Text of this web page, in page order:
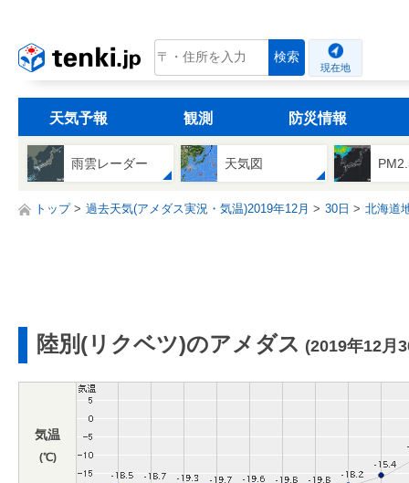
tenki.jp 検索
現在地
天気予報 観測 防災情報
雨雲レーダー 天気図
トップ 過去天気(アメダス実況・気温)2019年12月 30日 北海道
陸別(リクベツ)のアメダス (2019年12月
気温
(℃)